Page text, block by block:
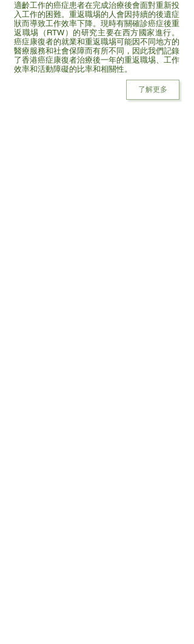
適齡工作的癌症患者在完成治療後會面對重新投
入工作的困難。重返職埸的人會因持續的後遺症
狀而導致工作效率下降。現時有關確診癌症後重
返職埸（RTW）的研究主要在西方國家進行。
癌症康復者的就業和重返職埸可能因不同地方的
醫療服務和社會保障而有所不同，因此我們記錄
了香港癌症康復者治療後一年的重返職埸、工作
效率和活動障礙的比率和相關性。
了解更多